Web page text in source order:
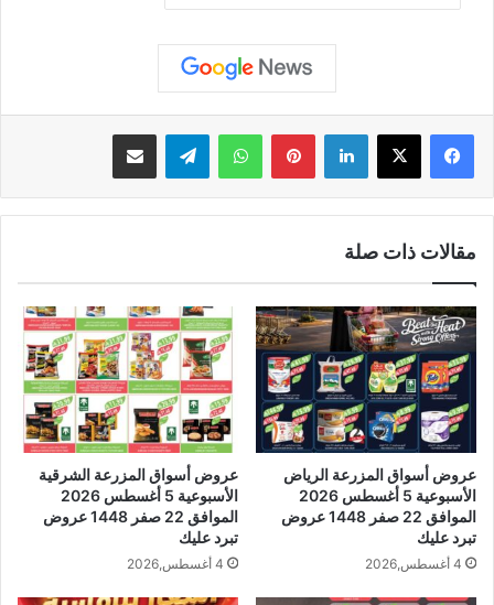
لينكدإن بينتيريستواتساب تيلقرام مشاركة عبر البريد
مقالات ذات صلة
عروض أسواق المزرعة الرياض
الأسبوعية 5 أغسطس 2026
الموافق 22 صفر 1448 عروض
تبرد عليك
4 أغسطس,2026
عروض أسواق المزرعة الشرقية
الأسبوعية 5 أغسطس 2026
الموافق 22 صفر 1448 عروض
تبرد عليك
4 أغسطس,2026